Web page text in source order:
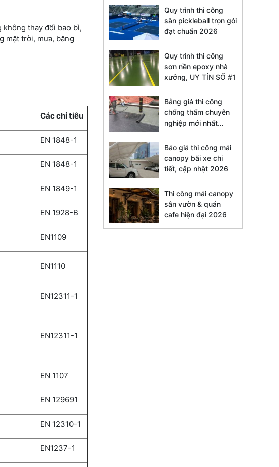
không thay đổi bao bì,
mặt trời, mưa, băng
Các chỉ tiêu
EN 1848-1
EN 1848-1
EN 1849-1
EN 1928-B
EN1109
EN1110
EN12311-1
EN12311-1
EN 1107
EN 129691
EN 12310-1
EN1237-1
Quy trình thi công
sân pickleball trọn gói
đạt chuẩn 2026
Quy trình thi công
sơn nền epoxy nhà
xưởng, UY TÍN SỐ #1
Bảng giá thi công
chống thấm chuyên
nghiệp mới nhất
Báo giá thi công mái
canopy bãi xe chi
tiết, cập nhật 2026
Thi công mái canopy
sân vườn & quán
cafe hiện đại 2026